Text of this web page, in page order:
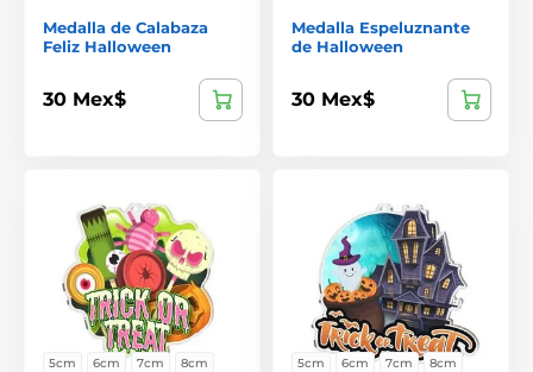
Medalla de Calabaza
Feliz Halloween
30 Mex$
Medalla Espeluznante
de Halloween
30 Mex$
5cm 6cm 7cm 8cm 5cm 6cm 7cm 8cm